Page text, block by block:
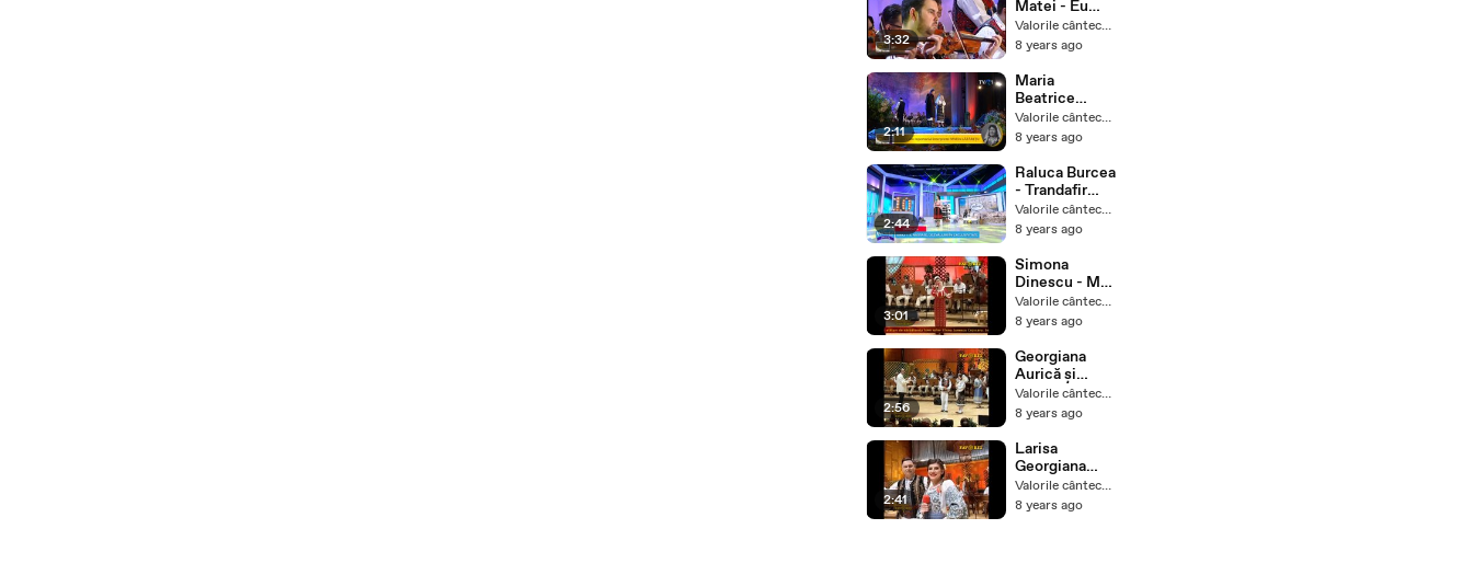
3:32
Matei - Eu
când am
plecat de-
Tezaur
Folcloric
Valorile cântecului popular
8 years ago
2:11
Maria
Beatrice
Băndoiu - De
ce nu te-
Gheorghiță -
live - Tezaur
Folcloric
Valorile cântecului popular
8 years ago
2:44
Raluca Burcea
- Trandafir
înrourat
(ProTv)
Valorile cântecului popular
8 years ago
3:01
Simona
Dinescu - Mă
uit la viață
cum trece -
Valorile cântecului popular
8 years ago
2:56
Georgiana
Aurică și
Gabriel Lungu
- Mândro,
- live
Valorile cântecului popular
8 years ago
2:41
Larisa
Georgiana
Piroiu -
Badișor cu
Valorile cântecului popular
8 years ago